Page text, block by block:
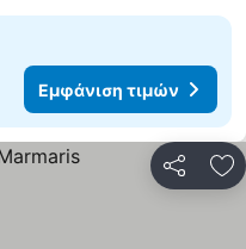
Εμφάνιση τιμών